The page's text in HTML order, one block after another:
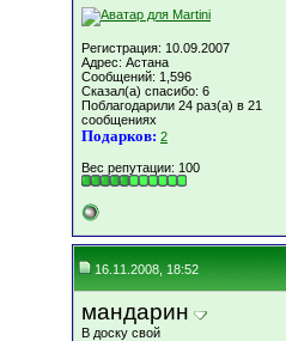
Регистрация: 10.09.2007
Адрес: Астана
Сообщений: 1,596
Сказал(а) спасибо: 6
Поблагодарили 24 раз(а) в 21
сообщениях
Подарков: 2
Вес репутации: 100
16.11.2008, 18:52
мандарин
В доску свой